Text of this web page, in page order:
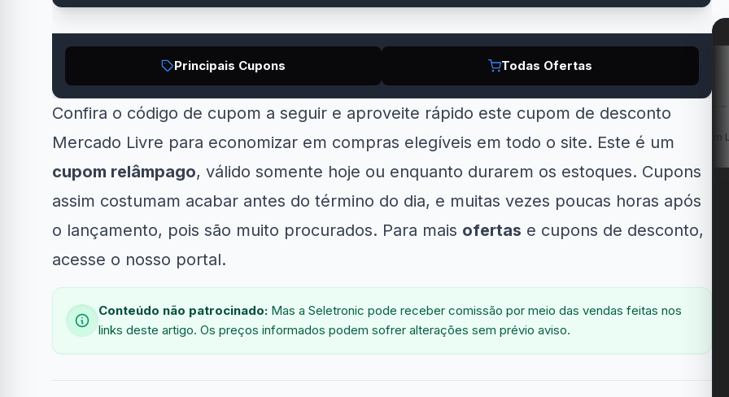
Principais Cupons Todas Ofertas
Confira o código de cupom a seguir e aproveite rápido este cupom de desconto
Mercado Livre para economizar em compras elegíveis em todo o site. Este é um
cupom relâmpago, válido somente hoje ou enquanto durarem os estoques. Cupons
assim costumam acabar antes do término do dia, e muitas vezes poucas horas após
o lançamento, pois são muito procurados. Para mais ofertas e cupons de desconto,
acesse o nosso portal.
Conteúdo não patrocinado: Mas a Seletronic pode receber comissão por meio das vendas feitas nos
links deste artigo. Os preços informados podem sofrer alterações sem prévio aviso.
Clube Samsung
34% OFF em Lava e...
Luiza
Amazon
e...
R$ 200 OFF na Smart... Cupom LG 5% OFF